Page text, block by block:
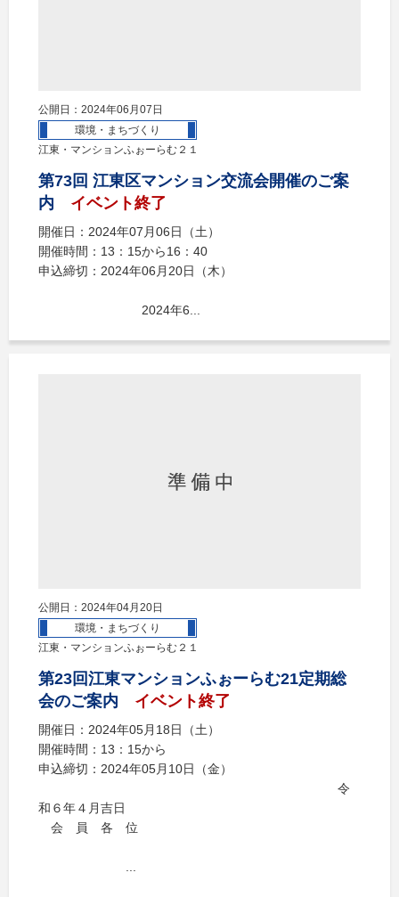
公開日：2024年06月07日
環境・まちづくり
江東・マンションふぉーらむ２１
第73回 江東区マンション交流会開催のご案
内
イベント終了
開催日：2024年07月06日（土）
開催時間：13：15から16：40
申込締切：2024年06月20日（木）
2024年6...
公開日：2024年04月20日
環境・まちづくり
江東・マンションふぉーらむ２１
第23回江東マンションふぉーらむ21定期総
会のご案内
イベント終了
開催日：2024年05月18日（土）
開催時間：13：15から
申込締切：2024年05月10日（金）
令
和６年４月吉日
会 員 各 位